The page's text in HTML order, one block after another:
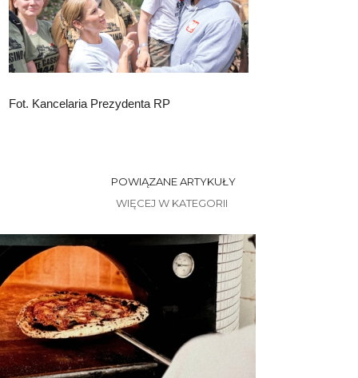
Fot. Kancelaria Prezydenta RP
POWIĄZANE ARTYKUŁY
WIĘCEJ W KATEGORII